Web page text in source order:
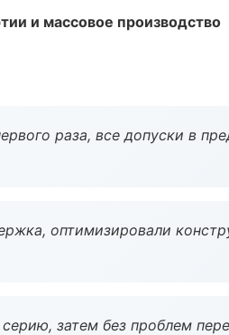
и массовое производство
раза, все допуски в
оптимизировали
затем без проблем